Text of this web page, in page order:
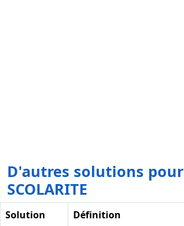
D'autres solutions pour
SCOLARITE
Solution
Définition